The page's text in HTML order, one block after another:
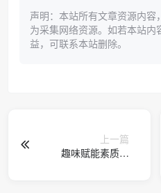
声明：本站所有文章资源内
为采集网络资源。如若本站内
益，可联系本站删除。
上一篇
趣味赋能素质教